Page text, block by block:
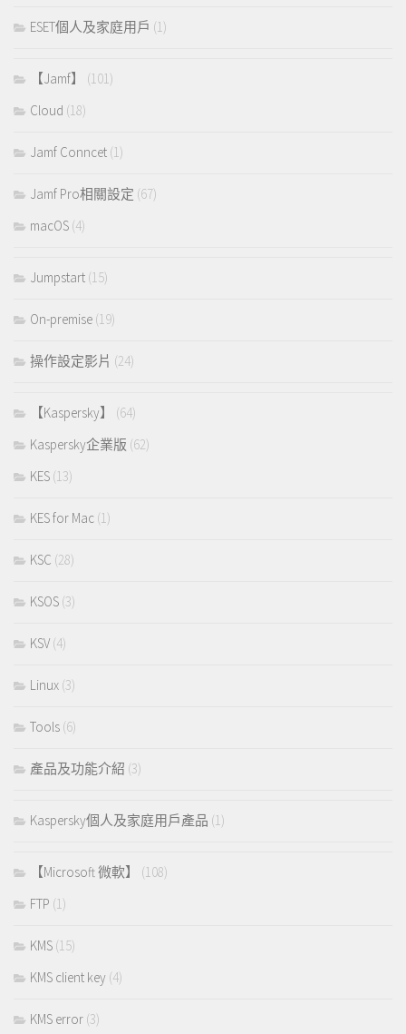
ESET個人及家庭用戶 (1)
【Jamf】
(101)
Cloud (18)
Jamf Conncet (1)
Jamf Pro相關設定 (67)
macOS (4)
Jumpstart (15)
On-premise (19)
操作設定影片 (24)
【Kaspersky】
(64)
Kaspersky企業版 (62)
KES (13)
KES for Mac (1)
KSC (28)
KSOS (3)
KSV (4)
Linux (3)
Tools (6)
產品及功能介紹 (3)
Kaspersky個人及家庭用戶產品 (1)
【Microsoft 微軟】
(108)
FTP (1)
KMS (15)
KMS client key (4)
KMS error (3)